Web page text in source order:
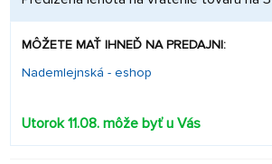
MÔŽETE MAŤ IHNEĎ NA PREDAJNI:
Nademlejnská - eshop
Utorok 11.08. môže byť u Vás